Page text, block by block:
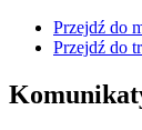
Przejdź do
Przejdź do